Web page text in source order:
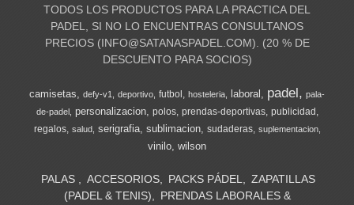
TODOS LOS PRODUCTOS PARA LA PRACTICA DEL
PADEL, SI NO LO ENCUENTRAS CONSULTANOS
PRECIOS (INFO@SATANASPADEL.COM). (20 % DE
DESCUENTO PARA SOCIOS)
camisetas defy-v1 deportivo futbol hosteleria laboral padel
pala-
de-padel
personalizacion polos prendas-deportivas publicidad
regalos
salud serigrafia sublimacion sudaderas suplementacion
vinilo wilson
PALAS ACCESORIOS PACKS PÁDEL
ZAPATILLAS
(PADEL & TENIS)
PRENDAS LABORALES &